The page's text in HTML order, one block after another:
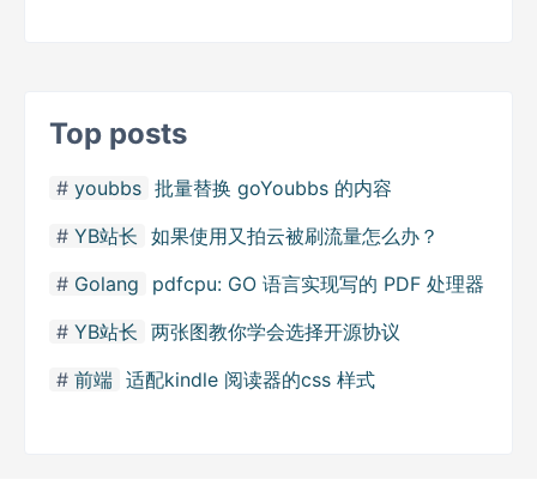
Top posts
youbbs 批量替换 goYoubbs 的内容
YB站长 如果使用又拍云被刷流量怎么办？
Golang
pdfcpu: GO 语言实现写的 PDF 处理器
YB站长 两张图教你学会选择开源协议
前端 适配kindle 阅读器的css 样式